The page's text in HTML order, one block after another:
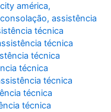
américa,
,assistência
técnica
técnica
técnica
técnica
técnica
técnica
técnica